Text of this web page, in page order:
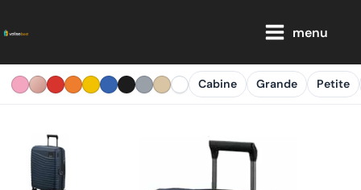
au
menu
Cabine Grande Petite